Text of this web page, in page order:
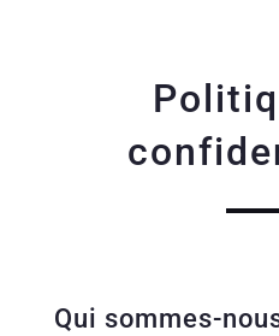
Qui sommes-